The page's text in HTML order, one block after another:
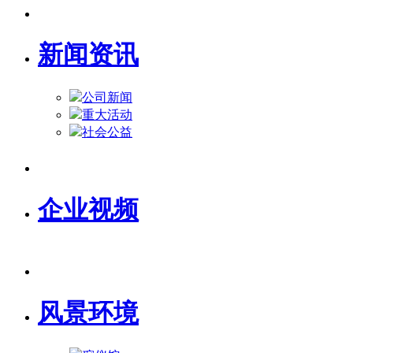
新闻资讯
公司新闻
重大活动
社会公益
企业视频
风景环境